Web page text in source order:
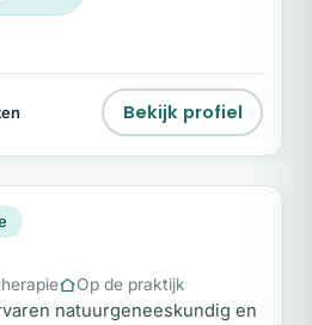
Bekijk profiel
MB
Op de praktijk
natuurgeneeskundig en